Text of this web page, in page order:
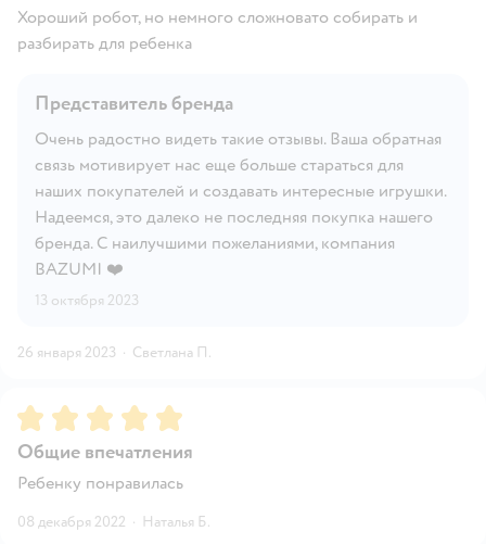
Хороший робот, но немного сложновато собирать и
разбирать для ребенка
Представитель бренда
Очень радостно видеть такие отзывы. Ваша обратная
связь мотивирует нас еще больше стараться для
наших покупателей и создавать интересные игрушки.
Надеемся, это далеко не последняя покупка нашего
бренда. С наилучшими пожеланиями, компания
BAZUMI ❤️
13 октября 2023
26 января 2023 · Светлана П.
Рейтинг:5
Общие впечатления
Ребенку понравилась
08 декабря 2022 · Наталья Б.